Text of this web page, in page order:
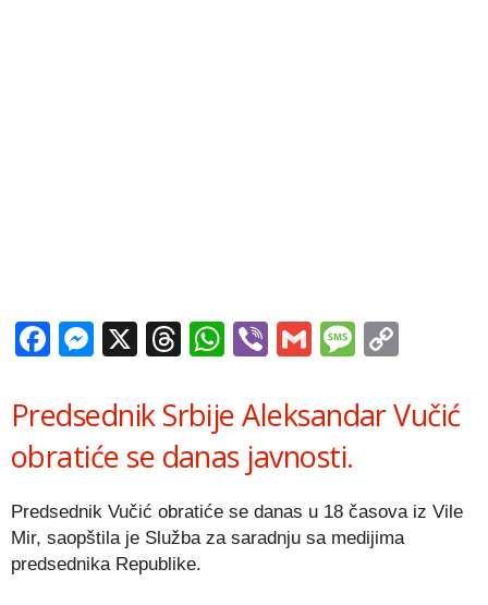
Facebook
Messenger
X Threads
WhatsApp
ViberGmail
Predsednik Srbije Aleksandar Vučić
obratiće se danas javnosti.
Predsednik Vučić obratiće se danas u 18 časova iz Vile
Mir, saopštila je Služba za saradnju sa medijima
predsednika Republike.